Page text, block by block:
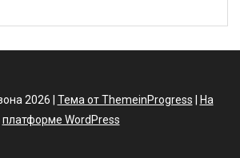
2026 | Тема от ThemeinProgress
На
платформе WordPress